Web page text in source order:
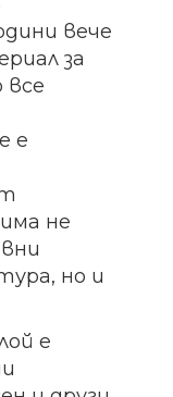
вече
за
все
е
не
но и
е